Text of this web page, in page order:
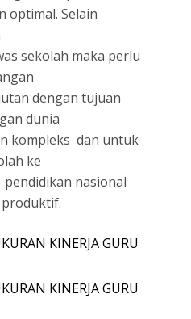
optimal. Selain
sekolah maka perlu
dengan tujuan
dunia
kompleks dan untuk
ke
nasional
KINERJA GURU
KINERJA GURU